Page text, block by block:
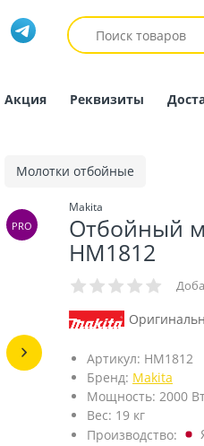
Акция Реквизиты
Молотки отбойные
PRO
Makita
Отбойный
HM1812
Артикул: HM1812
Бренд: Makita
Мощность: 2000
Вес: 19 кг
Производство: